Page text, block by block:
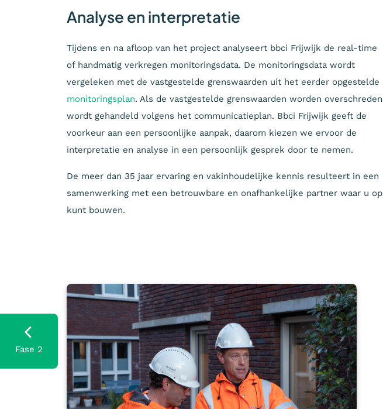
Analyse en interpretatie
Tijdens en na afloop van het project analyseert bbci Frijwijk de real-time
of handmatig verkregen monitoringsdata. De monitoringsdata wordt
vergeleken met de vastgestelde grenswaarden uit het eerder opgestelde
monitoringsplan. Als de vastgestelde grenswaarden worden overschreden
wordt gehandeld volgens het communicatieplan. Bbci Frijwijk geeft de
voorkeur aan een persoonlijke aanpak, daarom kiezen we ervoor de
interpretatie en analyse in een persoonlijk gesprek door te nemen.
De meer dan 35 jaar ervaring en vakinhoudelijke kennis resulteert in een
samenwerking met een betrouwbare en onafhankelijke partner waar u op
kunt bouwen.
Fase 2